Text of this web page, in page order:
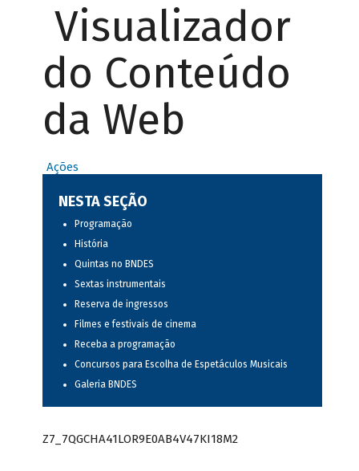
Visualizador
do Conteúdo
da Web
Ações
NESTA SEÇÃO
Programação
História
Quintas no BNDES
Sextas instrumentais
Reserva de ingressos
Filmes e festivais de cinema
Receba a programação
Concursos para Escolha de Espetáculos Musicais
Galeria BNDES
Z7_7QGCHA41LOR9E0AB4V47KI18M2